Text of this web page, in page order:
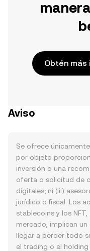
Obtén más
Aviso
Se ofrece
por objeto
inversión o una
oferta o solicitud de
digitales; ni (iii)
jurídico o fiscal. Los
stablecoins y los
mercado, implican
llegar a perder todo
el trading o el